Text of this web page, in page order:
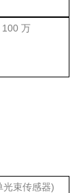
100 万
光束传感器)